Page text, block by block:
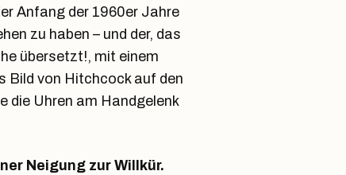
Anfang der 1960er Jahre
zu haben – und der, das
übersetzt!, mit einem
Bild von Hitchcock auf den
die Uhren am Handgelenk
Neigung zur Willkür.